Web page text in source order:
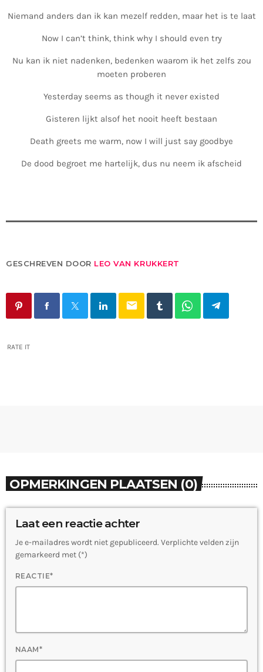
Niemand anders dan ik kan mezelf redden, maar het is te laat
Now I can’t think, think why I should even try
Nu kan ik niet nadenken, bedenken waarom ik het zelfs zou
moeten proberen
Yesterday seems as though it never existed
Gisteren lijkt alsof het nooit heeft bestaan
Death greets me warm, now I will just say goodbye
De dood begroet me hartelijk, dus nu neem ik afscheid
GESCHREVEN DOOR LEO VAN KRUKKERT
email
RATE IT
OPMERKINGEN PLAATSEN (0)
Laat een reactie achter
Je e-mailadres wordt niet gepubliceerd. Verplichte velden zijn
gemarkeerd met (*)
REACTIE*
NAAM*